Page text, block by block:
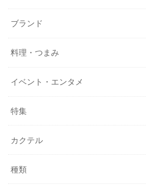
ブランド
料理・つまみ
イベント・エンタメ
特集
カクテル
種類